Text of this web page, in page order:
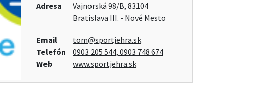
Adresa
Vajnorská 98/B, 83104
Bratislava III. - Nové Mesto
Email
tom@sportjehra.sk
Telefón
0903 205 544, 0903 748 674
Web
www.sportjehra.sk